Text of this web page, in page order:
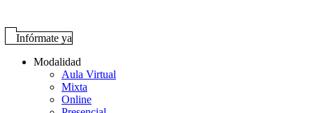
Infórmate ya
Modalidad
Aula Virtual
Mixta
Online